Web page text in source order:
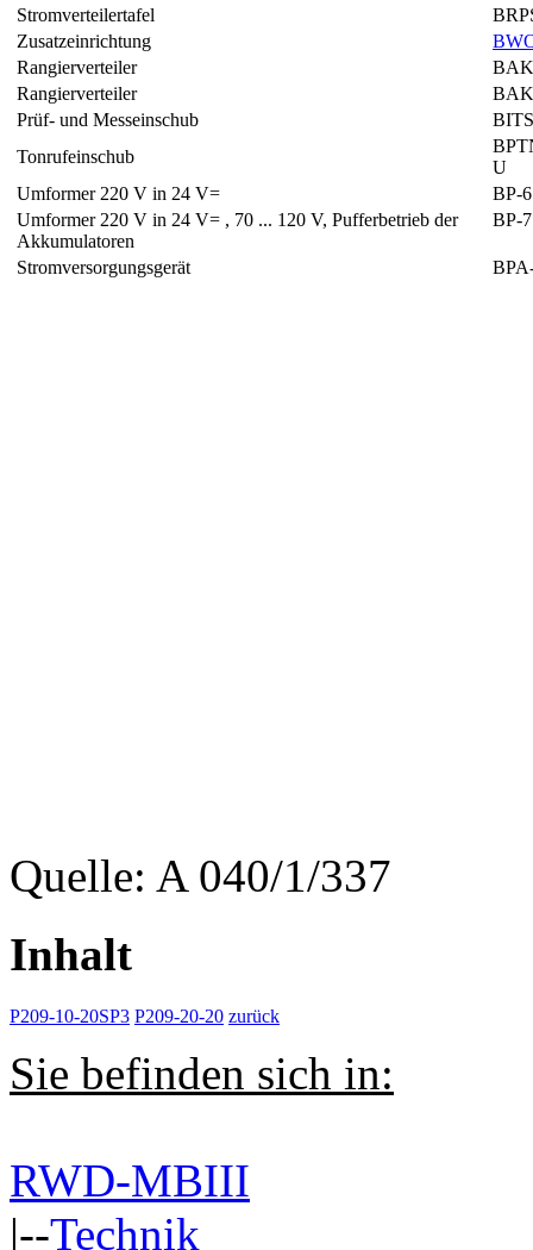
Stromverteilertafel
Zusatzeinrichtung
Rangierverteiler
Rangierverteiler
Prüf- und Messeinschub
Tonrufeinschub
U
Umformer 220 V in 24 V=
BP-6
Umformer 220 V in 24 V= , 70 ... 120 V, Pufferbetrieb der
Akkumulatoren
BP-7
Stromversorgungsgerät
Quelle: A 040/1/337
Inhalt
P209-10-20SP3 P209-20-20 zurück
Sie befinden sich in:
RWD-MBIII
|--Technik